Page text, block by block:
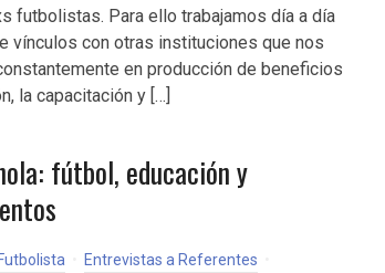
futbolistas. Para ello trabajamos día a día
vínculos con otras instituciones que nos
en producción de beneficios
la capacitación y […]
fútbol, educación y
Entrevistas a Referentes